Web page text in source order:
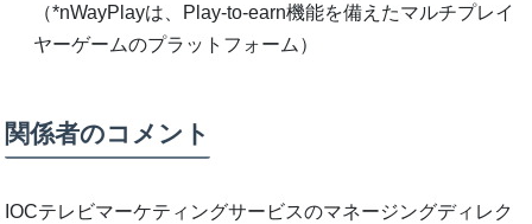
（*nWayPlayは、Play-to-earn機能を備えたマルチプレイ
ヤーゲームのプラットフォーム）
関係者のコメント
IOCテレビマーケティングサービスのマネージングディレク